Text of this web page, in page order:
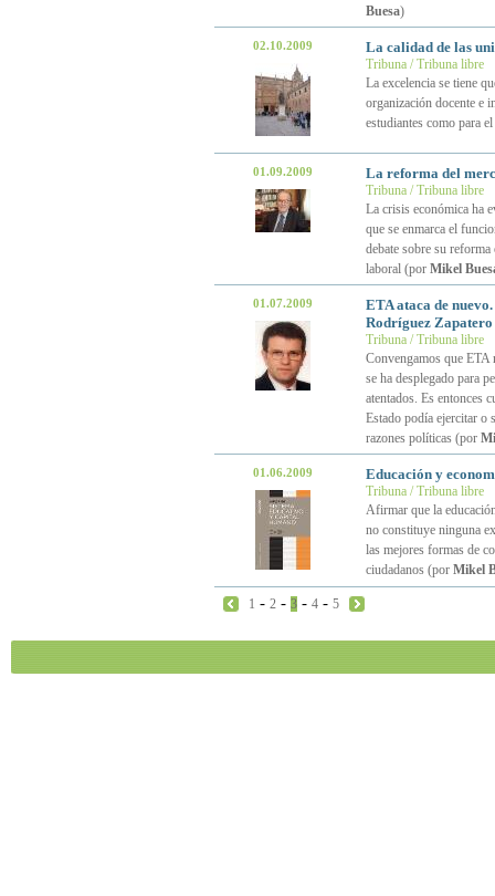
Buesa)
02.10.2009 La calidad de las
Tribuna / Tribuna libre
La excelencia se tiene
organización docente e
estudiantes como para
01.09.2009 La reforma del
Tribuna / Tribuna libre
La crisis económica ha
que se enmarca el
debate sobre su
laboral (por Mikel
01.07.2009
ETA ataca de
Rodríguez Zapatero
Tribuna / Tribuna libre
Convengamos que ETA
se ha desplegado para
atentados. Es entonces
Estado podía ejercitar o
razones políticas (por
01.06.2009 Educación y
Tribuna / Tribuna libre
Afirmar que la
no constituye ninguna
las mejores formas de
ciudadanos (por Mikel
1 - 2 - 3 - 4 - 5